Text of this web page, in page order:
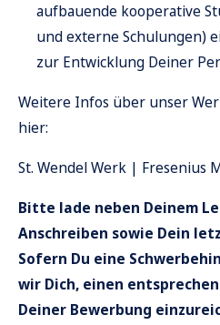
aufbauende kooperative
und externe Schulungen)
zur Entwicklung Deiner
Weitere Infos über unser
hier:
St. Wendel Werk | Fresenius
Bitte lade neben Deinem
Anschreiben sowie Dein
Sofern Du eine
wir Dich, einen
Deiner Bewerbung